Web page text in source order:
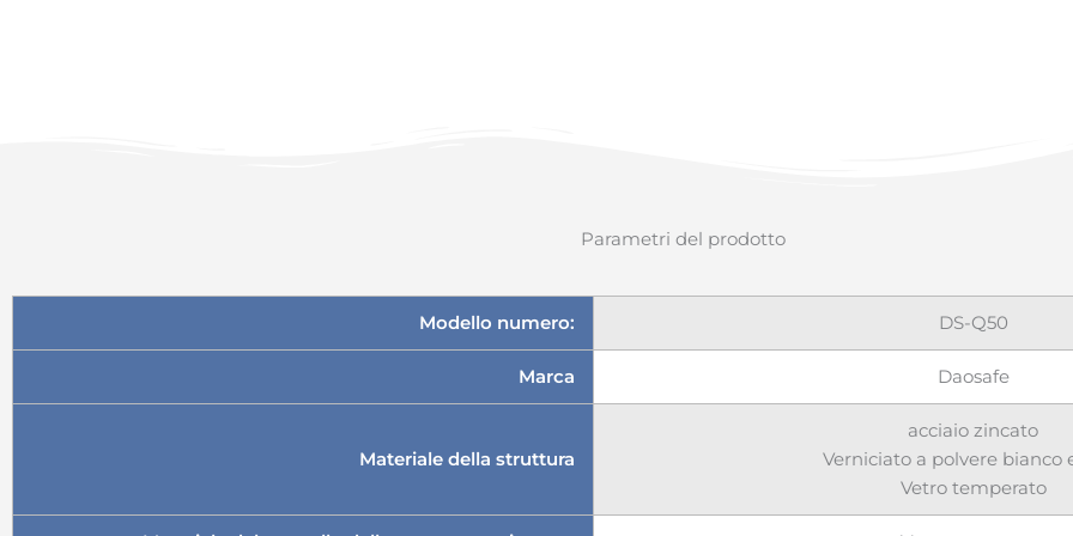
Parametri del prodotto
Modello numero: DS-Q50
Marca Daosafe
Materiale della struttura
acciaio zincato
Verniciato a polvere bianco
Vetro temperato